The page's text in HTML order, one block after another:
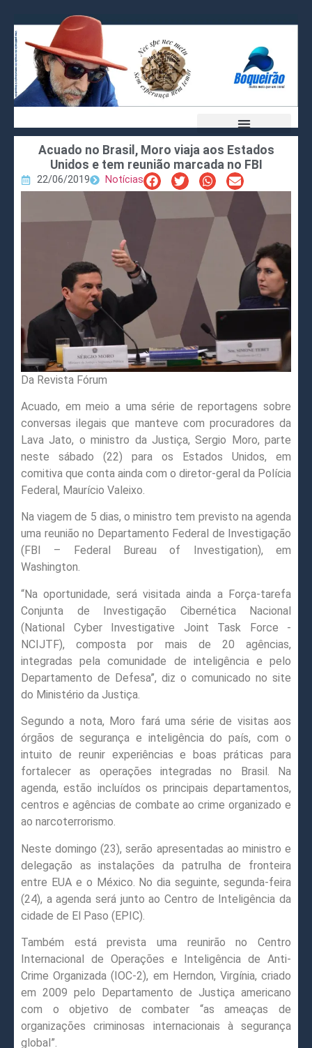
Acuado no Brasil, Moro viaja aos Estados
Unidos e tem reunião marcada no FBI
22/06/2019 Notícias
Da Revista Fórum
Acuado, em meio a uma série de reportagens sobre
conversas ilegais que manteve com procuradores da
Lava Jato, o ministro da Justiça, Sergio Moro, parte
neste sábado (22) para os Estados Unidos, em
comitiva que conta ainda com o diretor-geral da Polícia
Federal, Maurício Valeixo.
Na viagem de 5 dias, o ministro tem previsto na agenda
uma reunião no Departamento Federal de Investigação
(FBI – Federal Bureau of Investigation), em
Washington.
“Na oportunidade, será visitada ainda a Força-tarefa
Conjunta de Investigação Cibernética Nacional
(National Cyber Investigative Joint Task Force -
NCIJTF), composta por mais de 20 agências,
integradas pela comunidade de inteligência e pelo
Departamento de Defesa”, diz o comunicado no site
do Ministério da Justiça.
Segundo a nota, Moro fará uma série de visitas aos
órgãos de segurança e inteligência do país, com o
intuito de reunir experiências e boas práticas para
fortalecer as operações integradas no Brasil. Na
agenda, estão incluídos os principais departamentos,
centros e agências de combate ao crime organizado e
ao narcoterrorismo.
Neste domingo (23), serão apresentadas ao ministro e
delegação as instalações da patrulha de fronteira
entre EUA e o México. No dia seguinte, segunda-feira
(24), a agenda será junto ao Centro de Inteligência da
cidade de El Paso (EPIC).
Também está prevista uma reunirão no Centro
Internacional de Operações e Inteligência de Anti-
Crime Organizada (IOC-2), em Herndon, Virgínia, criado
em 2009 pelo Departamento de Justiça americano
com o objetivo de combater “as ameaças de
organizações criminosas internacionais à segurança
global”.